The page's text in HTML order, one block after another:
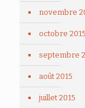
novembre
octobre 2015
septembre
août 2015
juillet 2015